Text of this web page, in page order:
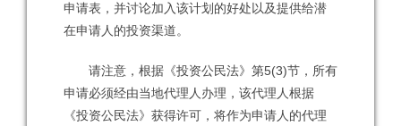
申请表，并讨论加入该计划的好处以及提供给潜
在申请人的投资渠道。
请注意，根据《投资公民法》第5(3)节，所有
申请必须经由当地代理人办理，该代理人根据
《投资公民法》获得许可，将作为申请人的代理